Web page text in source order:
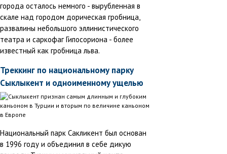
города осталось немного - вырубленная в
скале над городом дорическая гробница,
развалины небольшого эллинистического
театра и саркофаг Гипосориона - более
известный как гробница льва.
Треккинг по национальному парку
Сыклыкент и одноименному ущелью
Национальный парк Сакликент был основан
в 1996 году и объединил в себе дикую